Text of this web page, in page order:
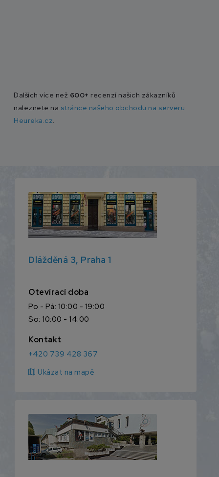
Dalších více než 600+ recenzí našich zákazníků
naleznete na stránce našeho obchodu na serveru
Heureka.cz.
Dlážděná 3, Praha 1
Otevírací doba
Po - Pá: 10:00 - 19:00
So: 10:00 - 14:00
Kontakt
+420 739 428 367
map Ukázat na mapě